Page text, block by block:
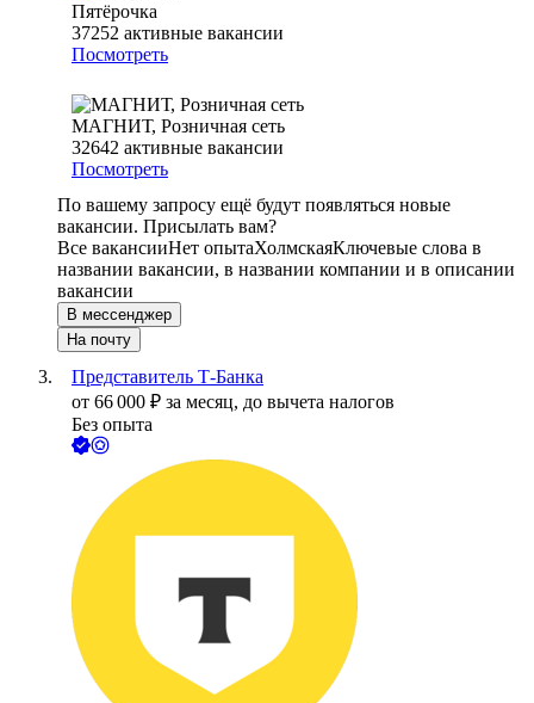
Пятёрочка
37252 активные вакансии
Посмотреть
МАГНИТ, Розничная сеть
32642 активные вакансии
Посмотреть
По вашему запросу ещё будут появляться новые
вакансии. Присылать вам?
Все вакансииНет опытаХолмскаяКлючевые слова в
названии вакансии, в названии компании и в описании
вакансии
В мессенджер
На почту
Представитель Т-Банка
от 66 000 ₽ за месяц, до вычета налогов
Без опыта